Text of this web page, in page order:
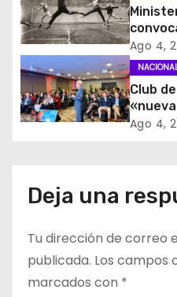
d
e
e
n
r
d
a
2027
acceso
Ago 4,
Club
Ago 4,
Deja una
Tu dirección de correo
publicada. Los campos
marcados con *